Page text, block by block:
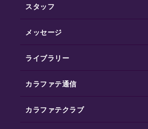
スタッフ
メッセージ
ライブラリー
カラファテ通信
カラファテクラブ